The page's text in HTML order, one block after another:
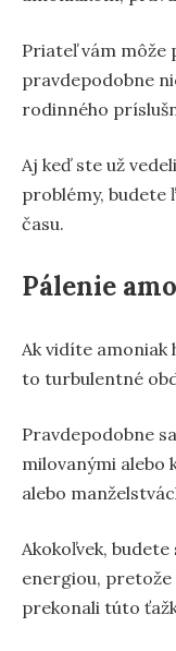
Priateľ vám môže
pravdepodobne
rodinného
Aj keď ste už
problémy, budete
času.
Pálenie
Ak vidíte amoniak
to turbulentné
Pravdepodobne
milovanými alebo
alebo
Akokoľvek,
energiou,
prekonali túto